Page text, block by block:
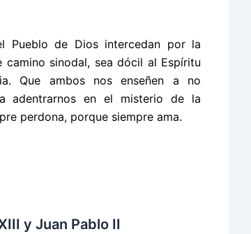
Pueblo de Dios intercedan por la
sinodal, sea dócil al Espíritu
Que ambos nos enseñen a no
adentrarnos en el misterio de la
perdona, porque siempre ama.
y Juan Pablo II